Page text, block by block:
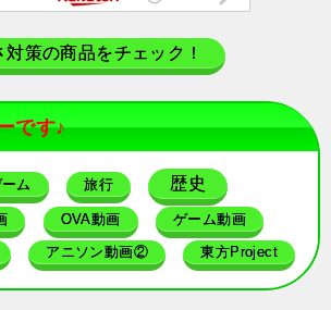
対策の商品をチェック！
です♪
ム 旅行 歴史
OVA動画 ゲーム動画
アニソン動画② 東方Project